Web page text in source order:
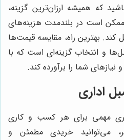
که همیشه ارزان‌ترین گزینه،
است در بلندمدت هزینه‌های
کند. بهترین راه، مقایسه قیمت‌ها
و انتخاب گزینه‌ای است که با
نیازهای شما را برآورده کند.
اداری
مهمی برای هر کسب و کاری
می‌توانید خریدی مطمئن و